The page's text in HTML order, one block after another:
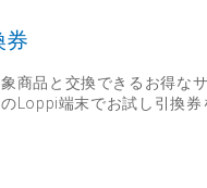
券
商品と交換できるお得なサ
Loppi端末でお試し引換券